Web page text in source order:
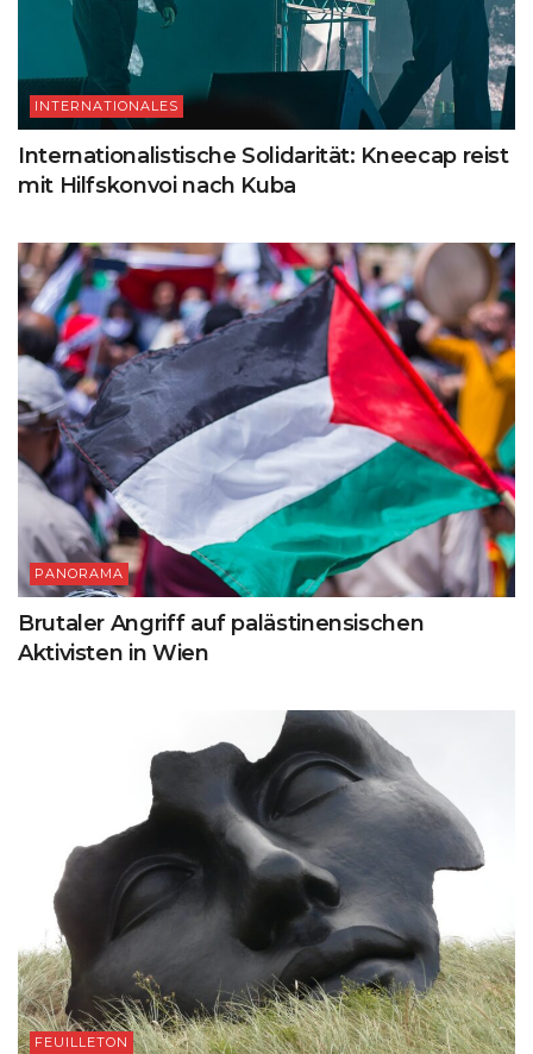
INTERNATIONALES
Internationalistische Solidarität: Kneecap reist
mit Hilfskonvoi nach Kuba
PANORAMA
Brutaler Angriff auf palästinensischen
Aktivisten in Wien
FEUILLETON